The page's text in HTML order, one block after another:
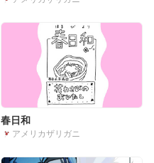
春日和
アメリカザリガニ